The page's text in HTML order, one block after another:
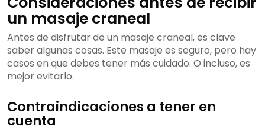
un masaje craneal
Antes de disfrutar de un masaje craneal, es clave
saber algunas cosas. Este masaje es seguro, pero hay
casos en que debes tener más cuidado. O incluso, es
mejor evitarlo.
Contraindicaciones a tener en
cuenta